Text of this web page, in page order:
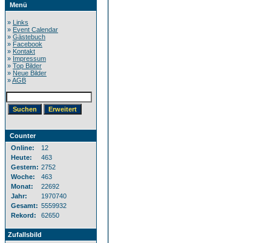
Menü
» Links
» Event Calendar
» Gästebuch
» Facebook
» Kontakt
» Impressum
» Top Bilder
» Neue Bilder
»AGB
Counter
Online:
12
Heute:
463
Gestern: 2752
Woche:
463
Monat:
22692
Jahr:
1970740
Gesamt: 5559932
Rekord:
62650
Zufallsbild